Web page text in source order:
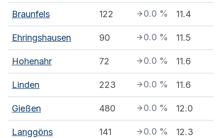
Braunfels 122 0.0 % 11.4
Ehringshausen 90 0.0 % 11.5
Hohenahr 72 0.0 % 11.6
Linden 223 0.0 % 11.6
Gießen 480 0.0 % 12.0
Langgöns 141 0.0 % 12.3